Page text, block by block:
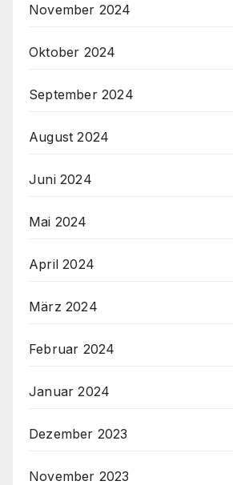
November 2024
Oktober 2024
September 2024
August 2024
Juni 2024
Mai 2024
April 2024
März 2024
Februar 2024
Januar 2024
Dezember 2023
November 2023